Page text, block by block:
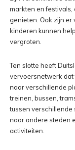
markten en festivals,
genieten. Ook zijn
kinderen kunnen
vergroten.
Ten slotte heeft
vervoersnetwerk dat
naar verschillende
treinen, bussen,
tussen verschillende
naar andere steden
activiteiten.